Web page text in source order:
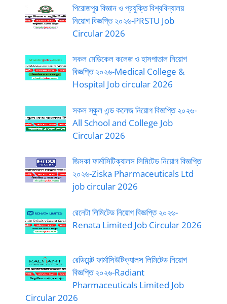
পিরোজপুর বিজ্ঞান ও প্রযুক্তি বিশ্ববিদ্যালয়
নিয়োগ বিজ্ঞপ্তি ২০২৬-PRSTU Job
Circular 2026
সকল মেডিকেল কলেজ ও হাসপাতাল নিয়োগ
বিজ্ঞপ্তি ২০২৬-Medical College &
Hospital Job circular 2026
সকল স্কুল এন্ড কলেজ নিয়োগ বিজ্ঞপ্তি ২০২৬-
All School and College Job
Circular 2026
জিসকা ফার্মাসিটিক্যালস লিমিটেড নিয়োগ বিজ্ঞপ্তি
২০২৬-Ziska Pharmaceuticals Ltd
job circular 2026
রেনেটা লিমিটেড নিয়োগ বিজ্ঞপ্তি ২০২৬-
Renata Limited Job Circular 2026
রেডিয়েন্ট ফার্মাসিউটিক্যালস লিমিটেড নিয়োগ
বিজ্ঞপ্তি ২০২৬-Radiant
Pharmaceuticals Limited Job
Circular 2026